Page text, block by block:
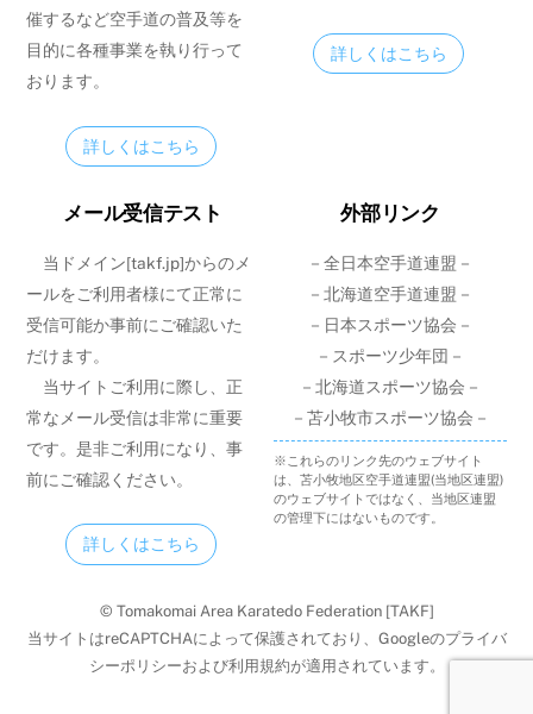
催するなど空手道の普及等を
目的に各種事業を執り行って
おります。
詳しくはこちら
詳しくはこちら
メール受信テスト
当ドメイン[takf.jp]からのメ
ールをご利用者様にて正常に
受信可能か事前にご確認いた
だけます。
当サイトご利用に際し、正
常なメール受信は非常に重要
です。是非ご利用になり、事
前にご確認ください。
詳しくはこちら
外部リンク
－全日本空手道連盟－
－北海道空手道連盟－
－日本スポーツ協会－
－スポーツ少年団－
－北海道スポーツ協会－
－苫小牧市スポーツ協会－
※これらのリンク先のウェブサイト
は、苫小牧地区空手道連盟(当地区連盟)
のウェブサイトではなく、当地区連盟
の管理下にはないものです。
© Tomakomai Area Karatedo Federation [TAKF]
当サイトはreCAPTCHAによって保護されており、Googleのプライバ
シーポリシーおよび利用規約が適用されています。